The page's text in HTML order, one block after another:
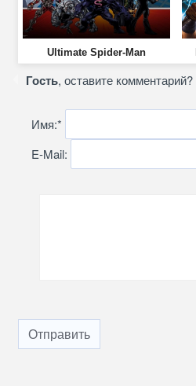
Ultimate Spider-Man
Гость, оставите комментарий?
Имя:*
E-Mail:
Отправить